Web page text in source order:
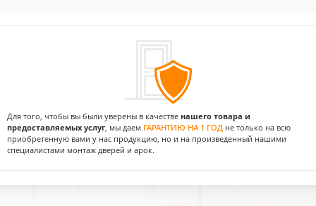
Для того, чтобы вы были уверены в качестве нашего товара и
предоставляемых услуг , мы даем ГАРАНТИЮ НА 1 ГОД не только на всю
приобретенную вами у нас продукцию, но и на произведенный нашими
специалистами монтаж дверей и арок.